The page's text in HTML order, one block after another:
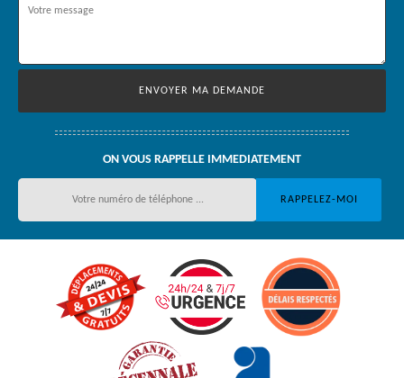
ON VOUS RAPPELLE IMMEDIATEMENT